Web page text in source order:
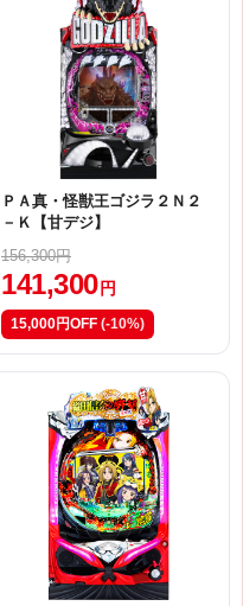
ＰＡ真・怪獣王ゴジラ２Ｎ２
－Ｋ【甘デジ】
156,300円
141,300 円
15,000円OFF (-10%)